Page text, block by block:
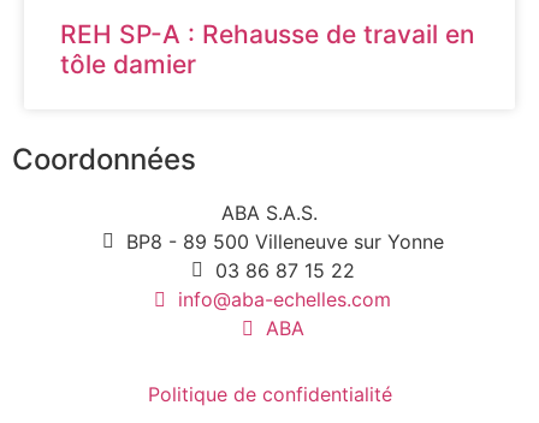
REH SP-A : Rehausse de travail en
tôle damier
Coordonnées
ABA S.A.S.
BP8 - 89 500 Villeneuve sur Yonne
03 86 87 15 22
info@aba-echelles.com
ABA
Politique de confidentialité